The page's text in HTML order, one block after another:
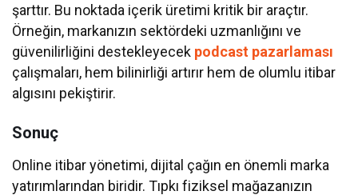
şarttır. Bu noktada içerik üretimi kritik bir araçtır.
Örneğin, markanızın sektördeki uzmanlığını ve
güvenilirliğini destekleyecek podcast pazarlaması
çalışmaları, hem bilinirliği artırır hem de olumlu itibar
algısını pekiştirir.
Sonuç
Online itibar yönetimi, dijital çağın en önemli marka
yatırımlarından biridir. Tıpkı fiziksel mağazanızın